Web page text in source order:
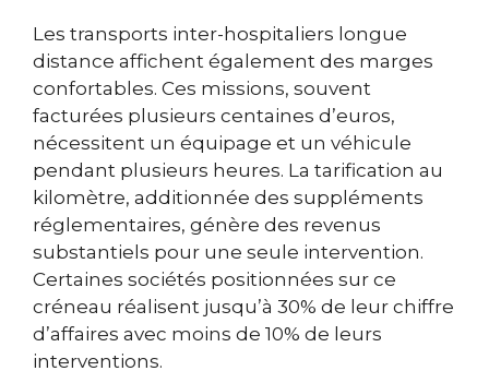
Les transports inter-hospitaliers longue
distance affichent également des marges
confortables. Ces missions, souvent
facturées plusieurs centaines d’euros,
nécessitent un équipage et un véhicule
pendant plusieurs heures. La tarification au
kilomètre, additionnée des suppléments
réglementaires, génère des revenus
substantiels pour une seule intervention.
Certaines sociétés positionnées sur ce
créneau réalisent jusqu’à 30% de leur chiffre
d’affaires avec moins de 10% de leurs
interventions.